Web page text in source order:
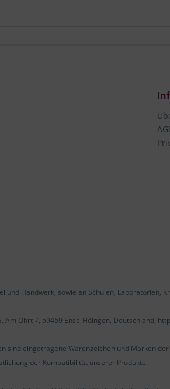
Handwerk, sowie an Schulen, Laboratorien,
Am Ohrt 7, 59469 Ense-Höingen, Deutschland,
sind eingetragene Warenzeichen und Marken
der Kompatibilität unserer Produkte.